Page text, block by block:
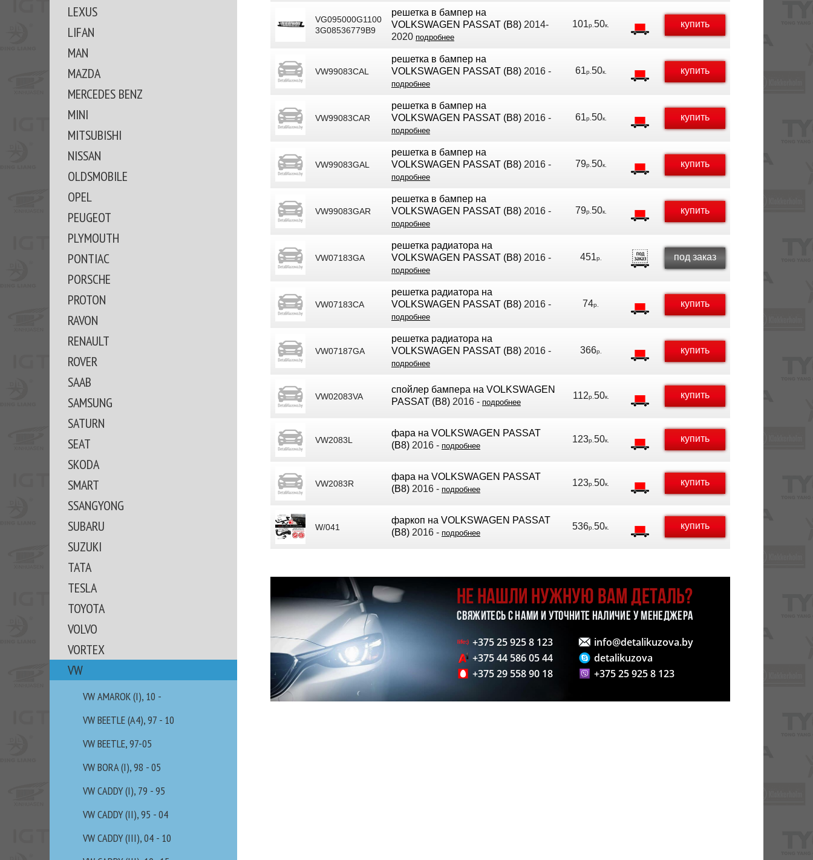
LEXUS
LIFAN
MAN
MAZDA
MERCEDES BENZ
MINI
MITSUBISHI
NISSAN
OLDSMOBILE
OPEL
PEUGEOT
PLYMOUTH
PONTIAC
PORSCHE
PROTON
RAVON
RENAULT
ROVER
SAAB
SAMSUNG
SATURN
SEAT
SKODA
SMART
SSANGYONG
SUBARU
SUZUKI
TATA
TESLA
TOYOTA
VOLVO
VORTEX
VW
VW AMAROK (I), 10 -
VW BEETLE (A4), 97 - 10
VW BEETLE, 97-05
VW BORA (I), 98 - 05
VW CADDY (I), 79 - 95
VW CADDY (II), 95 - 04
VW CADDY (III), 04 - 10
VG095000G1100
3G08536779B9
решетка в бампер на
VOLKSWAGEN PASSAT (B8) 2014-
2020 подробнее
101р. 50к. купить
VW99083CAL
решетка в бампер на
VOLKSWAGEN PASSAT (B8) 2016 -
подробнее
61р. 50к. купить
VW99083CAR
решетка в бампер на
VOLKSWAGEN PASSAT (B8) 2016 -
подробнее
61р. 50к. купить
VW99083GAL
решетка в бампер на
VOLKSWAGEN PASSAT (B8) 2016 -
подробнее
79р. 50к. купить
VW99083GAR
решетка в бампер на
VOLKSWAGEN PASSAT (B8) 2016 -
подробнее
79р. 50к. купить
VW07183GA
решетка радиатора на
VOLKSWAGEN PASSAT (B8) 2016 -
подробнее
451р. под заказ
VW07183СA
решетка радиатора на
VOLKSWAGEN PASSAT (B8) 2016 -
подробнее
74р. купить
VW07187GA
решетка радиатора на
VOLKSWAGEN PASSAT (B8) 2016 -
подробнее
366р. купить
VW02083VA
спойлер бампера на VOLKSWAGEN
PASSAT (B8) 2016 - подробнее
112р. 50к. купить
VW2083L
фара на VOLKSWAGEN PASSAT
(B8) 2016 - подробнее
123р. 50к. купить
VW2083R
фара на VOLKSWAGEN PASSAT
(B8) 2016 - подробнее
123р. 50к. купить
W/041
фаркоп на VOLKSWAGEN PASSAT
(B8) 2016 - подробнее
536р. 50к. купить
НЕ НАШЛИ НУЖНУЮ ВАМ ДЕТАЛЬ?
СВЯЖИТЕСЬ С НАМИ И УТОЧНИТЕ НАЛИЧИЕ У МЕНЕДЖЕРА
+375 25 925 8 123
+375 44 586 05 44
+375 29 558 90 18
info@detalikuzova.by
detalikuzova
+375 25 925 8 123